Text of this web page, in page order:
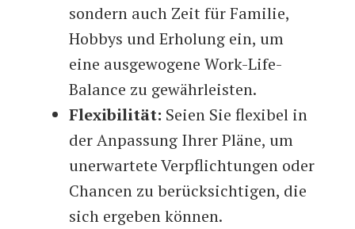
sondern auch Zeit für Familie,
Hobbys und Erholung ein, um
eine ausgewogene Work-Life-
Balance zu gewährleisten.
Flexibilität: Seien Sie flexibel in
der Anpassung Ihrer Pläne, um
unerwartete Verpflichtungen oder
Chancen zu berücksichtigen, die
sich ergeben können.